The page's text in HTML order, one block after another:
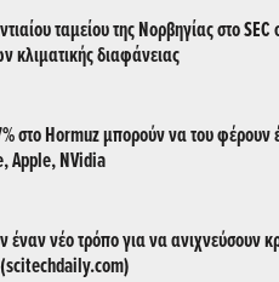
ταμείου της Νορβηγίας στο SEC
διαφάνειας
στο Hormuz μπορούν να του φέρουν
Apple, NVidia
έναν νέο τρόπο για να ανιχνεύσουν